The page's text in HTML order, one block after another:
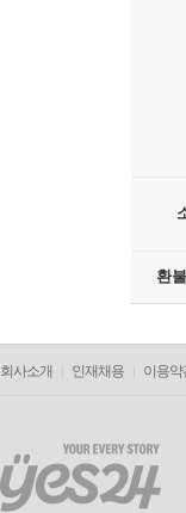
환
회사소개 인재채용 이용약